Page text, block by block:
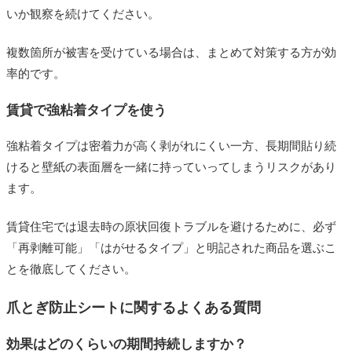
いか観察を続けてください。
複数箇所が被害を受けている場合は、まとめて対策する方が効
率的です。
賃貸で強粘着タイプを使う
強粘着タイプは密着力が高く剥がれにくい一方、長期間貼り続
けると壁紙の表面層を一緒に持っていってしまうリスクがあり
ます。
賃貸住宅では退去時の原状回復トラブルを避けるために、必ず
「再剥離可能」「はがせるタイプ」と明記された商品を選ぶこ
とを徹底してください。
爪とぎ防止シートに関するよくある質問
効果はどのくらいの期間持続しますか？